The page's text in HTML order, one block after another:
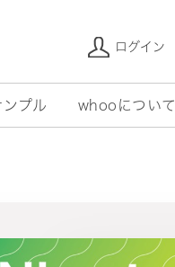
ログイン
プル whooについて